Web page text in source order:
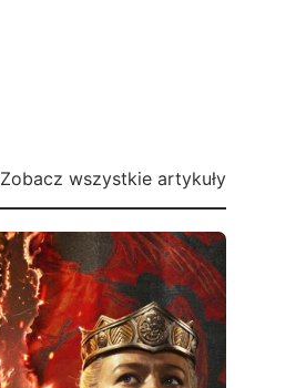
Zobacz wszystkie artykuły